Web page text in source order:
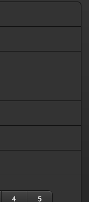
4 5